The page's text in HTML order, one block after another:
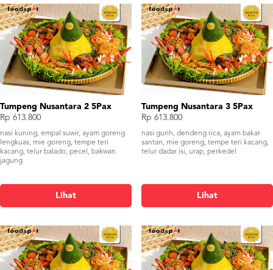
Tumpeng Nusantara 2 5Pax
Rp 613.800
nasi kuning, empal suwir, ayam goreng
lengkuas, mie goreng, tempe teri
kacang, telur balado, pecel, bakwan
jagung
Lihat
Tumpeng Nusantara 3 5Pax
Rp 613.800
nasi gurih, dendeng rica, ayam bakar
santan, mie goreng, tempe teri kacang,
telur dadar isi, urap, perkedel
Lihat